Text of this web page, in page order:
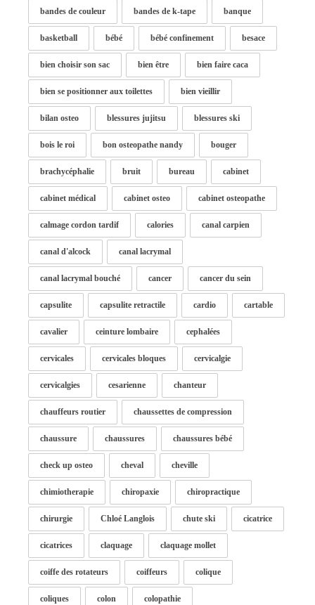
bandes de couleur bandes de k-tape banque
basketball bébé bébé confinement besace
bien choisir son sac bien être bien faire caca
bien se positionner aux toilettes bien vieillir
bilan osteo blessures jujitsu blessures ski
bois le roi bon osteopathe nandy bouger
brachycéphalie bruit bureau cabinet
cabinet médical cabinet osteo cabinet osteopathe
calmage cordon tardif calories canal carpien
canal d'alcock canal lacrymal
canal lacrymal bouché cancer cancer du sein
capsulite capsulite retractile cardio cartable
cavalier ceinture lombaire cephalées
cervicales cervicales bloques cervicalgie
cervicalgies cesarienne chanteur
chauffeurs routier chaussettes de compression
chaussure chaussures chaussures bébé
check up osteo cheval cheville
chimiotherapie chiropaxie chiropractique
chirurgie Chloé Langlois chute ski cicatrice
cicatrices claquage claquage mollet
coiffe des rotateurs coiffeurs colique
coliques colon colopathie